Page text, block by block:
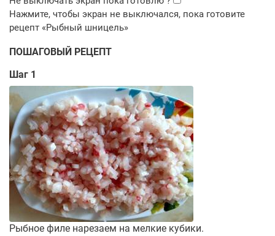
ПОШАГОВЫЙ РЕЦЕПТ
Шаг 1
Рыбное филе нарезаем на мелкие кубики.